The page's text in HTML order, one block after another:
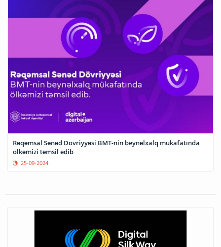
Rəqəmsal Sənəd Dövriyyəsi BMT-nin beynəlxalq mükafatında
ölkəmizi təmsil edib
25-09-2024